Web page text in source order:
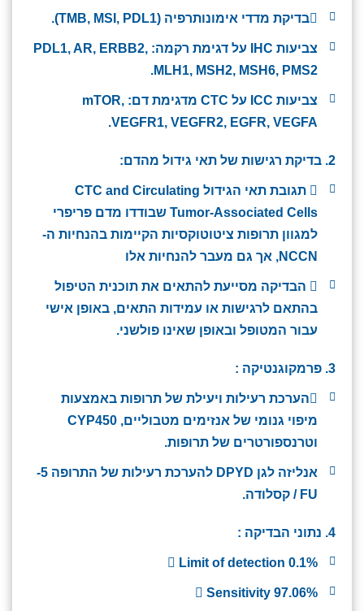
בדיקת מדדי אימונותרפיה (TMB, MSI, PDL1).
צביעות IHC על דגימת רקמה: PDL1, AR, ERBB2,
MLH1, MSH2, MSH6, PMS2.
צביעות ICC על CTC מדגימת דם: mTOR,
VEGFR1, VEGFR2, EGFR, VEGFA.
2. בדיקת רגישות של תאי גידול מהדם:
 תגובת תאי הגידול CTC and Circulating
Tumor-Associated Cells שבודדו מדם פריפרי
למגוון תרופות ציטוטוקסיות הקיימות בהנחיות ה-
NCCN, אך גם מעבר להנחיות אלו
 הבדיקה מסייעת להתאים את תוכנית הטיפול
בהתאם לרגישות או עמידות התאים, באופן אישי
עבור המטופל ובאופן שאינו פולשני.
3. פרמקוגנטיקה :
הערכת רעילות ויעילת של תרופות באמצעות
מיפוי גנומי של אנזימים מטבוליים, CYP450
וטרנספורטרים של תרופות.
אנליזה לגן DPYD להערכת רעילות של התרופה 5-
FU / קסלודה.
4. נתוני הבדיקה :
 Limit of detection 0.1%
 Sensitivity 97.06%